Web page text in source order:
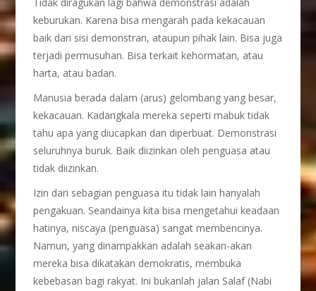
keburukan. Karena bisa mengarah pada kekacauan
baik dari sisi demonstran, ataupun pihak lain. Bisa juga
terjadi permusuhan. Bisa terkait kehormatan, atau
harta, atau badan.
Manusia berada dalam (arus) gelombang yang besar,
kekacauan. Kadangkala mereka seperti mabuk tidak
tahu apa yang diucapkan dan diperbuat. Demonstrasi
seluruhnya buruk. Baik diizinkan oleh penguasa atau
tidak diizinkan.
Izin dari sebagian penguasa itu tidak lain hanyalah
pengakuan. Seandainya kita bisa mengetahui keadaan
hatinya, niscaya (penguasa) sangat membencinya.
Namun, yang dinampakkan adalah seakan-akan
mereka bisa dikatakan demokratis, membuka
kebebasan bagi rakyat. Ini bukanlah jalan Salaf (Nabi